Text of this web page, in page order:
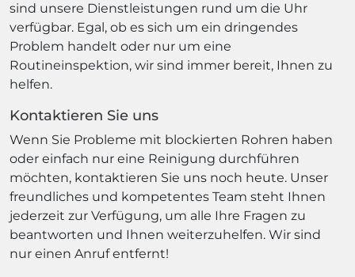
sind unsere Dienstleistungen rund um die Uhr
verfügbar. Egal, ob es sich um ein dringendes
Problem handelt oder nur um eine
Routineinspektion, wir sind immer bereit, Ihnen zu
helfen.
Kontaktieren Sie uns
Wenn Sie Probleme mit blockierten Rohren haben
oder einfach nur eine Reinigung durchführen
möchten, kontaktieren Sie uns noch heute. Unser
freundliches und kompetentes Team steht Ihnen
jederzeit zur Verfügung, um alle Ihre Fragen zu
beantworten und Ihnen weiterzuhelfen. Wir sind
nur einen Anruf entfernt!